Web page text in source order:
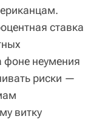
ставка
фоне неумения
риски —
витку